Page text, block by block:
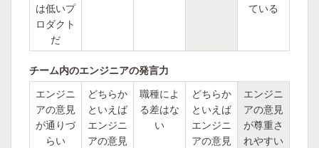
は低いプ
ロダクト
だ
ている
チーム内のエンジニアの発言力
エンジニ
アの意見
が通りづ
らい
どちらか
といえば
エンジニ
アの意見
職種によ
る差はな
い
どちらか
といえば
エンジニ
アの意見
エンジニ
アの意見
が尊重さ
れやすい